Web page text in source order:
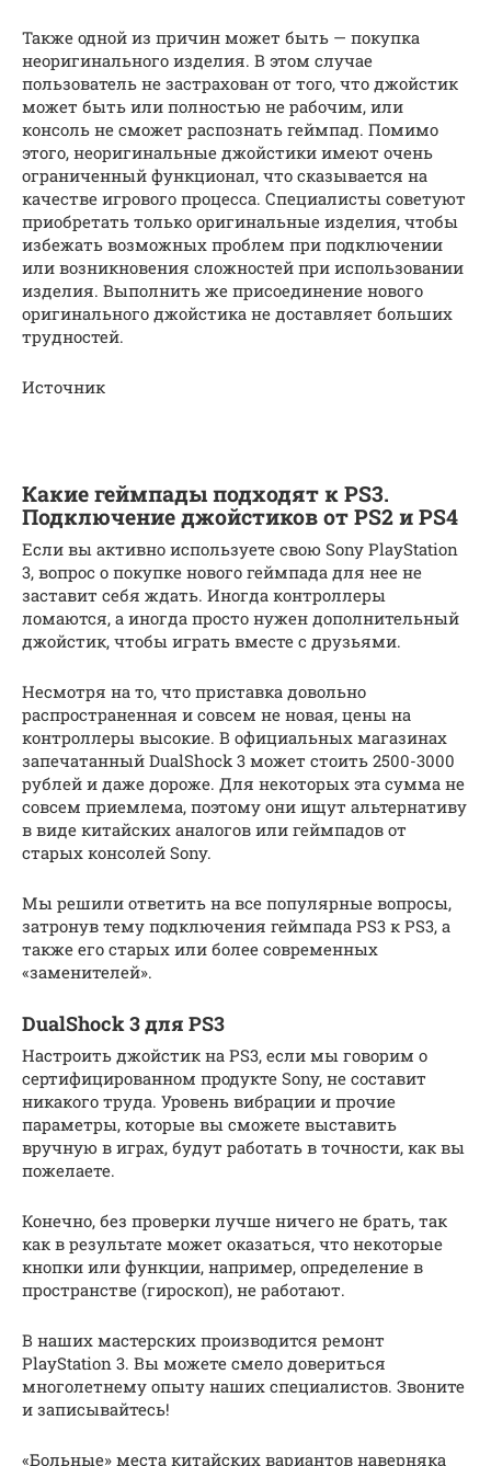
Также одной из причин может быть — покупка
неоригинального изделия. В этом случае
пользователь не застрахован от того, что джойстик
может быть или полностью не рабочим, или
консоль не сможет распознать геймпад. Помимо
этого, неоригинальные джойстики имеют очень
ограниченный функционал, что сказывается на
качестве игрового процесса. Специалисты советуют
приобретать только оригинальные изделия, чтобы
избежать возможных проблем при подключении
или возникновения сложностей при использовании
изделия. Выполнить же присоединение нового
оригинального джойстика не доставляет больших
трудностей.
Источник
Какие геймпады подходят к PS3.
Подключение джойстиков от PS2 и PS4
Если вы активно используете свою Sony PlayStation
3, вопрос о покупке нового геймпада для нее не
заставит себя ждать. Иногда контроллеры
ломаются, а иногда просто нужен дополнительный
джойстик, чтобы играть вместе с друзьями.
Несмотря на то, что приставка довольно
распространенная и совсем не новая, цены на
контроллеры высокие. В официальных магазинах
запечатанный DualShock 3 может стоить 2500-3000
рублей и даже дороже. Для некоторых эта сумма не
совсем приемлема, поэтому они ищут альтернативу
в виде китайских аналогов или геймпадов от
старых консолей Sony.
Мы решили ответить на все популярные вопросы,
затронув тему подключения геймпада PS3 к PS3, а
также его старых или более современных
«заменителей».
DualShock 3 для PS3
Настроить джойстик на PS3, если мы говорим о
сертифицированном продукте Sony, не составит
никакого труда. Уровень вибрации и прочие
параметры, которые вы сможете выставить
вручную в играх, будут работать в точности, как вы
пожелаете.
Конечно, без проверки лучше ничего не брать, так
как в результате может оказаться, что некоторые
кнопки или функции, например, определение в
пространстве (гироскоп), не работают.
В наших мастерских производится ремонт
PlayStation 3. Вы можете смело довериться
многолетнему опыту наших специалистов. Звоните
и записывайтесь!
«Больные» места китайских вариантов наверняка